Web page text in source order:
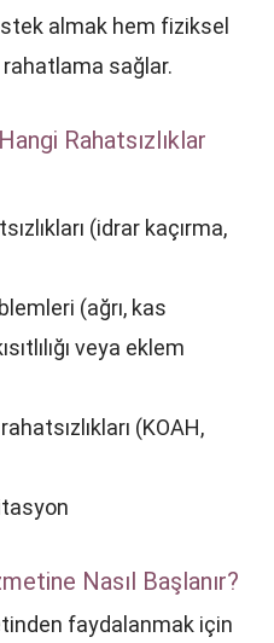
almak hem fiziksel
sağlar.
Rahatsızlıklar
(idrar kaçırma,
(ağrı, kas
veya eklem
(KOAH,
Nasıl Başlanır?
faydalanmak için